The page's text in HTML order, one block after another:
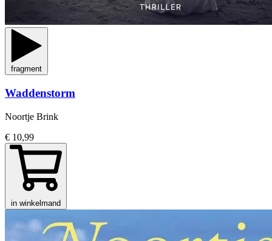
fragment
Waddenstorm
Noortje Brink
€ 10,99
in winkelmand